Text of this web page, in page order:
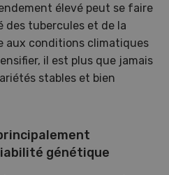
élevé peut se faire
des tubercules et de la
aux conditions climatiques
il est plus que jamais
stables et bien
génétique